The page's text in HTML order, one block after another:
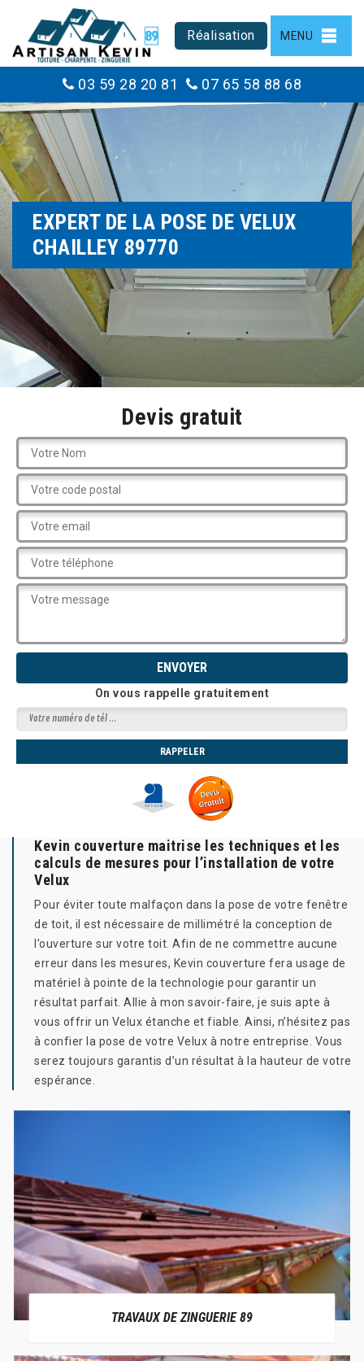
Réalisation MENU
03 59 28 20 81 07 65 58 88 68
EXPERT DE LA POSE DE VELUX
CHAILLEY 89770
Devis gratuit
On vous rappelle gratuitement
Kevin couverture maitrise les techniques et les
calculs de mesures pour l’installation de votre
Velux
Pour éviter toute malfaçon dans la pose de votre fenêtre
de toit, il est nécessaire de millimétré la conception de
l’ouverture sur votre toit. Afin de ne commettre aucune
erreur dans les mesures, Kevin couverture fera usage de
matériel à pointe de la technologie pour garantir un
résultat parfait. Allie à mon savoir-faire, je suis apte à
vous offrir un Velux étanche et fiable. Ainsi, n’hésitez pas
à confier la pose de votre Velux à notre entreprise. Vous
serez toujours garantis d’un résultat à la hauteur de votre
espérance.
TRAVAUX DE ZINGUERIE 89